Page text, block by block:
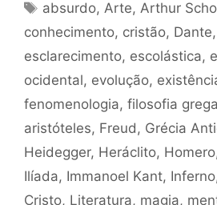
Tags
absurdo, Arte, Arthur
conhecimento, cristão, Dante,
esclarecimento, escolástica,
ocidental, evolução,
fenomenologia, filosofia grega
aristóteles, Freud , Grécia
Heidegger, Heráclito, Homero
Ilíada, Immanoel Kant, Inferno
Cristo, Literatura, magia,